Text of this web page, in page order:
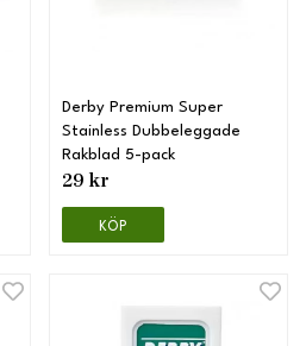
Derby Premium Super
Stainless Dubbeleggade
Rakblad 5-pack
29 kr
KÖP